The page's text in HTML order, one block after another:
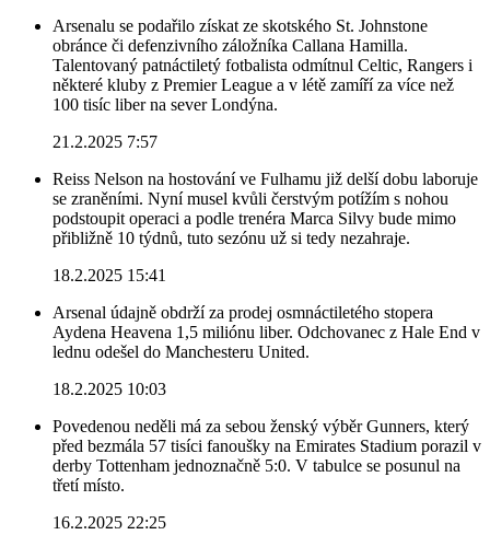
Arsenalu se podařilo získat ze skotského St. Johnstone
obránce či defenzivního záložníka Callana Hamilla.
Talentovaný patnáctiletý fotbalista odmítnul Celtic, Rangers i
některé kluby z Premier League a v létě zamíří za více než
100 tisíc liber na sever Londýna.
21.2.2025 7:57
Reiss Nelson na hostování ve Fulhamu již delší dobu laboruje
se zraněními. Nyní musel kvůli čerstvým potížím s nohou
podstoupit operaci a podle trenéra Marca Silvy bude mimo
přibližně 10 týdnů, tuto sezónu už si tedy nezahraje.
18.2.2025 15:41
Arsenal údajně obdrží za prodej osmnáctiletého stopera
Aydena Heavena 1,5 miliónu liber. Odchovanec z Hale End v
lednu odešel do Manchesteru United.
18.2.2025 10:03
Povedenou neděli má za sebou ženský výběr Gunners, který
před bezmála 57 tisíci fanoušky na Emirates Stadium porazil v
derby Tottenham jednoznačně 5:0. V tabulce se posunul na
třetí místo.
16.2.2025 22:25